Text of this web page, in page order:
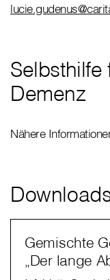
Demenz
Nähere
Gemischte
„Der lange